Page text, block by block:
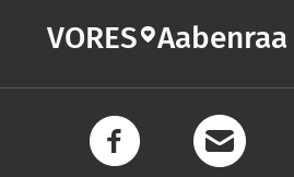
VORES Aabenraa